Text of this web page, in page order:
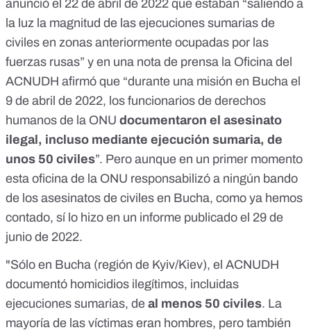
anunció el 22 de abril de 2022 que estaban “saliendo a
la luz la magnitud de las ejecuciones sumarias de
civiles en zonas anteriormente ocupadas por las
fuerzas rusas” y en una nota de prensa la Oficina del
ACNUDH afirmó que “durante una misión en Bucha el
9 de abril de 2022, los funcionarios de derechos
humanos de la ONU documentaron el asesinato
ilegal, incluso mediante ejecución sumaria, de
unos 50 civiles”. Pero aunque en un primer momento
esta oficina de la ONU responsabilizó a ningún bando
de los asesinatos de civiles en Bucha, como ya hemos
contado, sí lo hizo en un informe publicado el 29 de
junio de 2022.
"Sólo en Bucha (región de Kyiv/Kiev), el ACNUDH
documentó homicidios ilegítimos, incluidas
ejecuciones sumarias, de al menos 50 civiles. La
mayoría de las víctimas eran hombres, pero también